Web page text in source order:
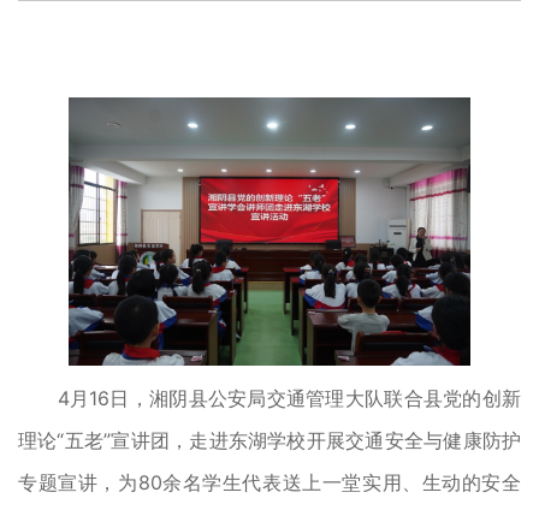
4月16日，湘阴县公安局交通管理大队联合县党的创新
理论“五老”宣讲团，走进东湖学校开展交通安全与健康防护
专题宣讲，为80余名学生代表送上一堂实用、生动的安全